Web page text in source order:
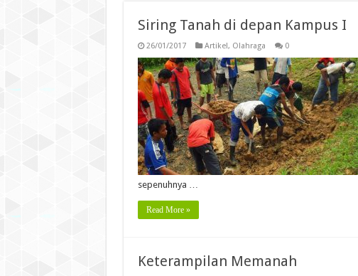
Siring Tanah di depan Kampus I
26/01/2017 Artikel, Olahraga 0
sepenuhnya …
Read More »
Keterampilan Memanah